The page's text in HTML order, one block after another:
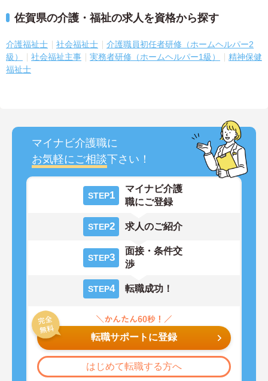
佐賀県の介護・福祉の求人を資格から探す
介護福祉士 社会福祉士
介護職員初任者研修（ホームヘルパー2
級）
社会福祉主事 実務者研修（ホームヘルパー1級）
精神保健
福祉士
マイナビ介護職に
お気軽にご相談下さい！
STEP1
マイナビ介護
職にご登録
STEP2 求人のご紹介
STEP3
面接・条件交
渉
STEP4 転職成功！
転職サポートに登録
はじめて転職する方へ